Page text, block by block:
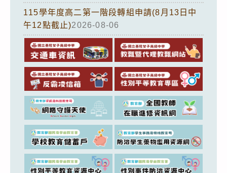
115學年度高二第一階段轉組申請(8月13日中
午12點截止)2026-08-06